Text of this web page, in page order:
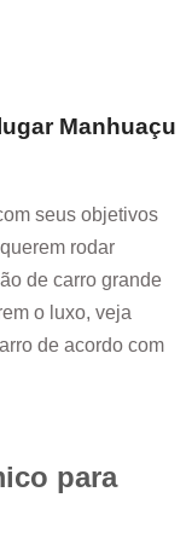
Manhuaçu
seus objetivos
rodar
de carro grande
o luxo, veja
de acordo com
para